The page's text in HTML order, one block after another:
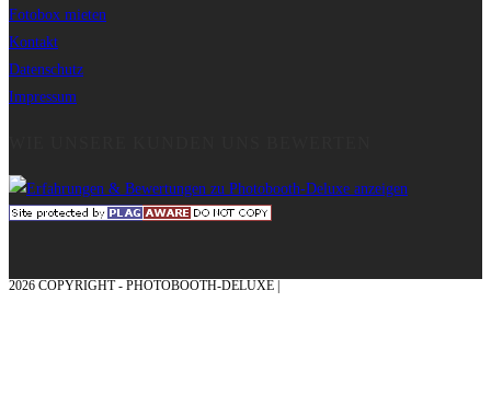
Fotobox mieten
Kontakt
Datenschutz
Impressum
2026 COPYRIGHT - PHOTOBOOTH-DELUXE |